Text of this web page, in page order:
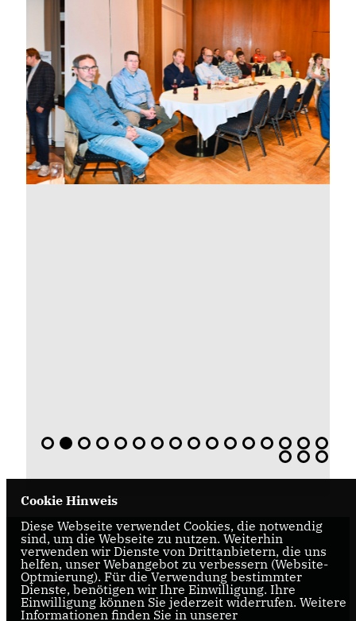
CDU Oelde
Cookie Hinweis
Diese Webseite verwendet Cookies, die notwendig
sind, um die Webseite zu nutzen. Weiterhin
verwenden wir Dienste von Drittanbietern, die uns
helfen, unser Webangebot zu verbessern (Website-
Optmierung). Für die Verwendung bestimmter
Dienste, benötigen wir Ihre Einwilligung. Ihre
Einwilligung können Sie jederzeit widerrufen. Weitere
Informationen finden Sie in unserer